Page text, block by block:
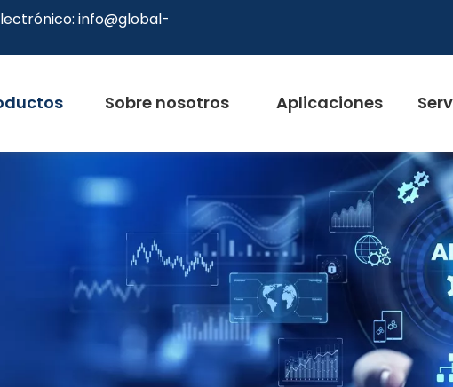
info@global-
Sobre nosotros Aplicaciones